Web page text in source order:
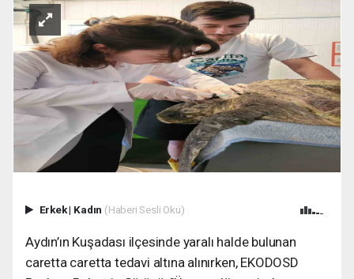
Erkek| Kadın (Haberi Sesli Oku)
Aydın’ın Kuşadası ilçesinde yaralı halde bulunan
caretta caretta tedavi altına alınırken, EKODOSD